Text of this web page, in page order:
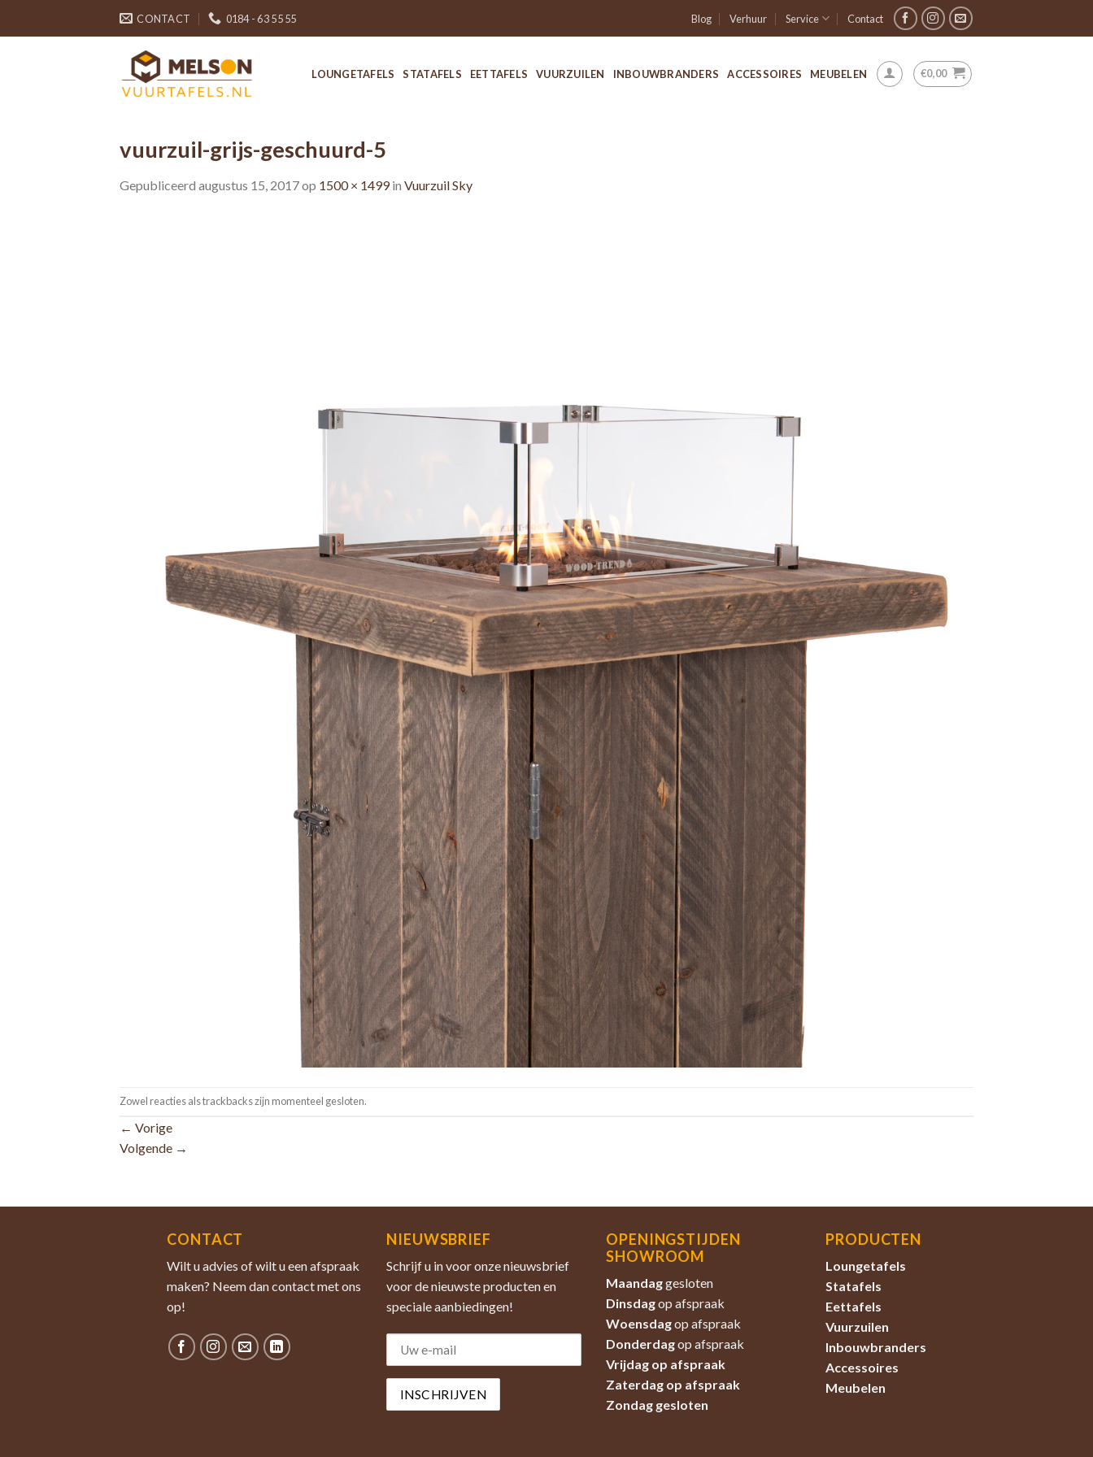
CONTACT 0184 - 63 55 55 Blog Verhuur Service Contact
LOUNGETAFELS STATAFELS EETTAFELS VUURZUILEN INBOUWBRANDERS ACCESSOIRES MEUBELEN €0,00
vuurzuil-grijs-geschuurd-5
Gepubliceerd augustus 15, 2017op 1500 × 1499in Vuurzuil Sky
Zowel reacties als trackbacks zijn momenteel gesloten.
← Vorige
Volgende →
CONTACT
Wilt u advies of wilt u een afspraak
maken? Neem dan contact met ons
op!
NIEUWSBRIEF
Schrijf u in voor onze nieuwsbrief
voor de nieuwste producten en
speciale aanbiedingen!
OPENINGSTIJDEN
SHOWROOM
Maandaggesloten
Dinsdagop afspraak
Woensdagop afspraak
Donderdagop afspraak
Vrijdag op afspraak
Zaterdag op afspraak
Zondag gesloten
PRODUCTEN
Loungetafels
Statafels
Eettafels
Vuurzuilen
Inbouwbranders
Accessoires
Meubelen